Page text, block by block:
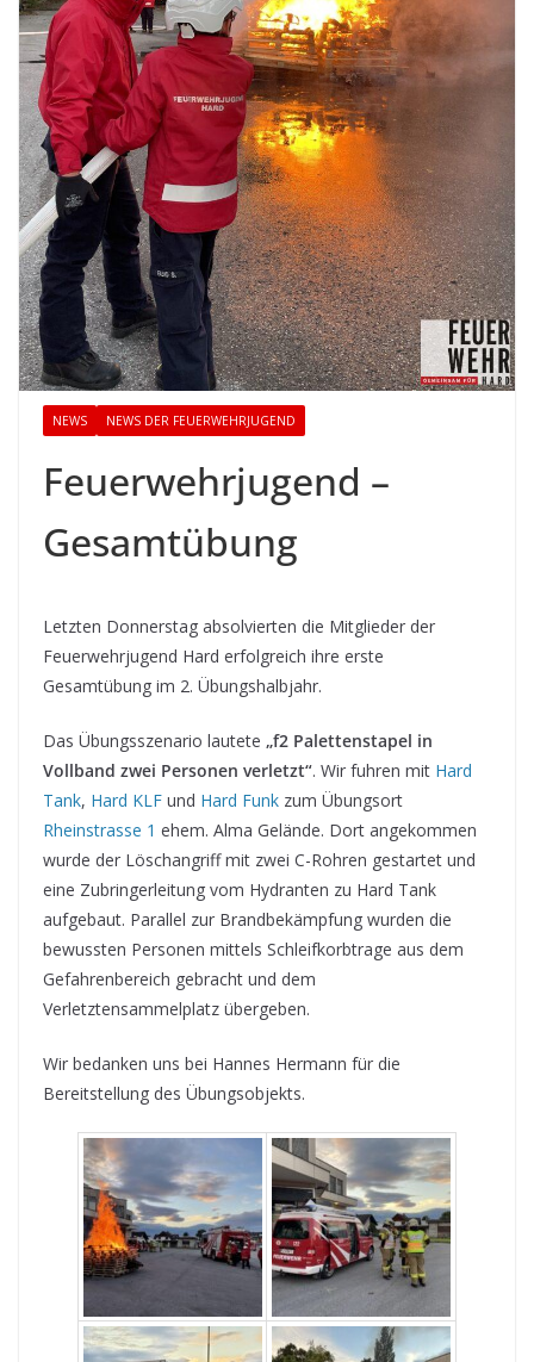
NEWS NEWS DER FEUERWEHRJUGEND
Feuerwehrjugend –
Gesamtübung
Letzten Donnerstag absolvierten die Mitglieder der
Feuerwehrjugend Hard erfolgreich ihre erste
Gesamtübung im 2. Übungshalbjahr.
Das Übungsszenario lautete „f2 Palettenstapel in
Vollband zwei Personen verletzt“. Wir fuhren mit Hard
Tank, Hard KLF und Hard Funk zum Übungsort
Rheinstrasse 1 ehem. Alma Gelände. Dort angekommen
wurde der Löschangriff mit zwei C-Rohren gestartet und
eine Zubringerleitung vom Hydranten zu Hard Tank
aufgebaut. Parallel zur Brandbekämpfung wurden die
bewussten Personen mittels Schleifkorbtrage aus dem
Gefahrenbereich gebracht und dem
Verletztensammelplatz übergeben.
Wir bedanken uns bei Hannes Hermann für die
Bereitstellung des Übungsobjekts.